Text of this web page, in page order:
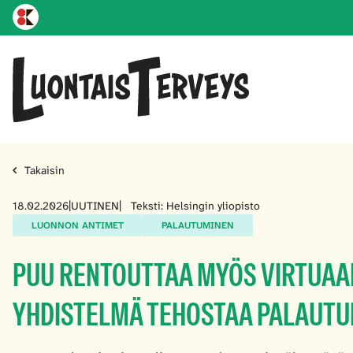
Takaisin
18.02.2026|UUTINEN| Teksti: Helsingin yliopisto
LUONNON ANTIMET PALAUTUMINEN
PUU RENTOUTTAA MYÖS
YHDISTELMÄ TEHOSTAA